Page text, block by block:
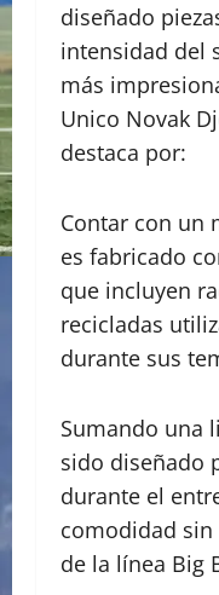
diseñado
intensidad del
más
Unico Novak
destaca por:
​Contar con un
es fabricado
que incluyen
recicladas
durante sus
​Sumando una
sido diseñado
durante el
comodidad
de la línea Big